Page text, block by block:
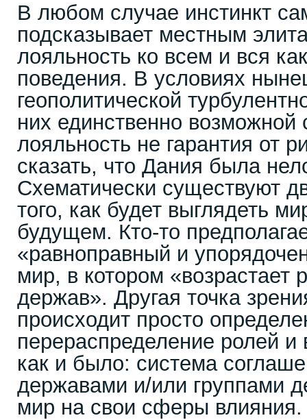
В любом случае инстинкт
подсказывает местным
лояльность ко всем и вся
поведения. В условиях
геополитической
них единственно возможной
лояльность не гарантия от
сказать, что Дания была
Схематически существуют
того, как будет выглядеть
будущем. Кто-то
«равноправный и
мир, в котором «возрастает
держав». Другая точка
происходит просто
перераспределение ролей и
как и было: система
державами и/или группами
мир на свои сферы влияния.